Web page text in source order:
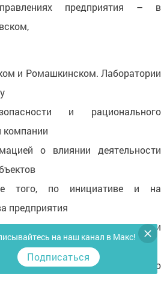
предприятия – в
и Ромашкинском. Лаборатории
и рационального
компании
о влиянии деятельности
того, по инициативе и на
предприятия
пополняются тысячами
залог здорового и счастливого
на наш канал в Макс!
Подписаться